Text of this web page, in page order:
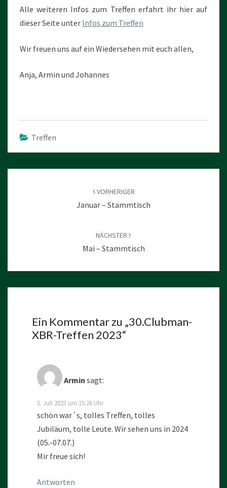
Alle weiteren Infos zum Treffen erfahrt ihr hier auf
dieser Seite unter Infos zum Treffen
Wir freuen uns auf ein Wiedersehen mit euch allen,
Anja, Armin und Johannes
Treffen
VORHERIGER
Januar – Stammtisch
NÄCHSTER
Mai – Stammtisch
Ein Kommentar zu „30.Clubman-
XBR-Treffen 2023“
Armin sagt:
5. Juli 2023 um 15:26 Uhr
schön war´s, tolles Treffen, tolles
Jubiläum, tolle Leute. Wir sehen uns in 2024
(05.-07.07.)
Mir freue sich!
Antworten